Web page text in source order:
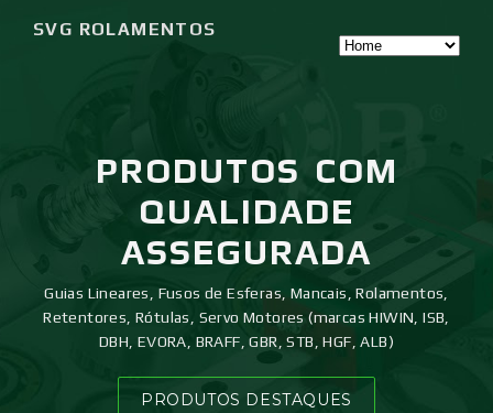
SVG ROLAMENTOS
PRODUTOS COM
QUALIDADE
ASSEGURADA
Guias Lineares, Fusos de Esferas, Mancais, Rolamentos,
Retentores, Rótulas, Servo Motores (marcas HIWIN, ISB,
DBH, EVORA, BRAFF, GBR, STB, HGF, ALB)
PRODUTOS DESTAQUES